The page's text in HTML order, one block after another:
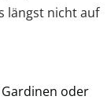
längst nicht auf
oder